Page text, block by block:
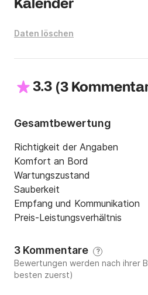
Kalender
Daten löschen
3.3 (3
Gesamtbewertung
Richtigkeit der Angaben
Komfort an Bord
Wartungszustand
Sauberkeit
Empfang und Kommunikation
Preis-Leistungsverhältnis
3 Kommentare ?
Bewertungen werden nach ihrer
besten zuerst)